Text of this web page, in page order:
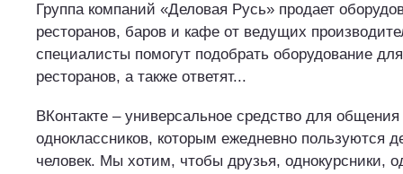
Группа компаний «Деловая Русь» продает
ресторанов, баров и кафе от ведущих
специалисты помогут подобрать оборудование
ресторанов, а также ответят...
ВКонтакте – универсальное средство для
одноклассников, которым ежедневно пользуются
человек. Мы хотим, чтобы друзья, однокурсники,